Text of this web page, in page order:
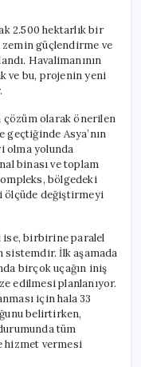
2.500 hektarlık bir
zemin güçlendirme ve
Havalimanının
ve bu, projenin yeni
çözüm olarak önerilen
geçtiğinde Asya’nın
olma yolunda
binası ve toplam
bölgedeki
ölçüde değiştirmeyi
birbirine paralel
sistemdir. İlk aşamada
birçok uçağın iniş
edilmesi planlanıyor.
için hala 33
belirtirken,
tüm
hizmet vermesi